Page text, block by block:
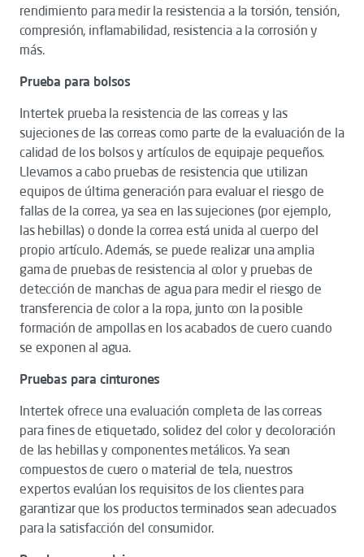
rendimiento para medir la resistencia a la torsión, tensión,
compresión, inflamabilidad, resistencia a la corrosión y
más.
Prueba para bolsos
Intertek prueba la resistencia de las correas y las
sujeciones de las correas como parte de la evaluación de la
calidad de los bolsos y artículos de equipaje pequeños.
Llevamos a cabo pruebas de resistencia que utilizan
equipos de última generación para evaluar el riesgo de
fallas de la correa, ya sea en las sujeciones (por ejemplo,
las hebillas) o donde la correa está unida al cuerpo del
propio artículo. Además, se puede realizar una amplia
gama de pruebas de resistencia al color y pruebas de
detección de manchas de agua para medir el riesgo de
transferencia de color a la ropa, junto con la posible
formación de ampollas en los acabados de cuero cuando
se exponen al agua.
Pruebas para cinturones
Intertek ofrece una evaluación completa de las correas
para fines de etiquetado, solidez del color y decoloración
de las hebillas y componentes metálicos. Ya sean
compuestos de cuero o material de tela, nuestros
expertos evalúan los requisitos de los clientes para
garantizar que los productos terminados sean adecuados
para la satisfacción del consumidor.